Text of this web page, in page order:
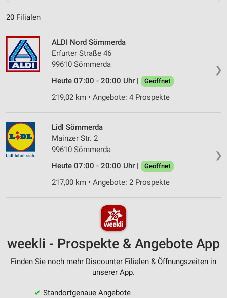
20 Filialen
❯
ALDI Nord Sömmerda
Erfurter Straße 46
99610 Sömmerda
Heute 07:00 - 20:00 Uhr |
Geöffnet
219,02 km • Angebote: 4 Prospekte
❯
Lidl Sömmerda
Mainzer Str. 2
99610 Sömmerda
Heute 07:00 - 20:00 Uhr |
Geöffnet
217,00 km • Angebote: 2 Prospekte
weekli - Prospekte & Angebote App
Finden Sie noch mehr Discounter Filialen & Öffnungszeiten in
unserer App.
✔ Standortgenaue Angebote